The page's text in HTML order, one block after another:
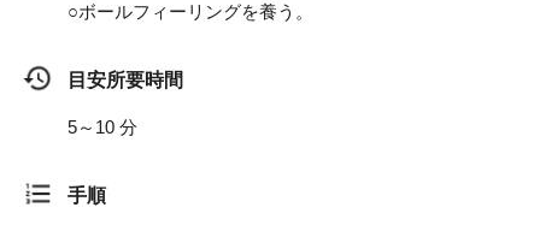
○ボールフィーリングを養う。
目安所要時間
5～10 分
手順